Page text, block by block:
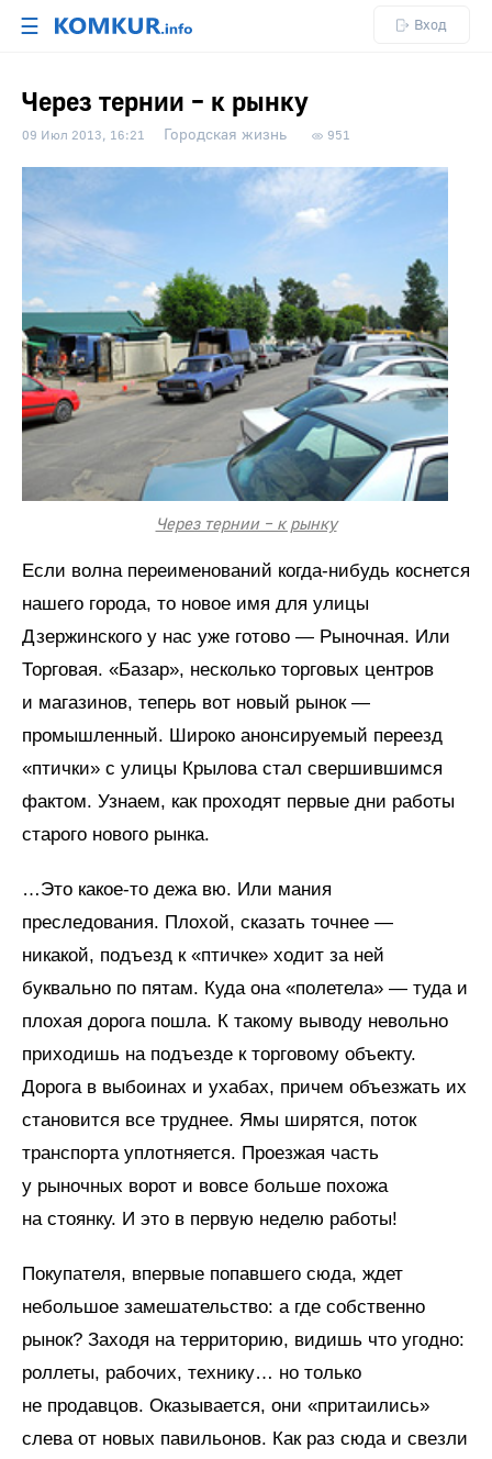
☰ Вход
Через тернии – к рынку
09 Июл 2013, 16:21 Городская жизнь 951
Через тернии – к рынку
Если волна переименований когда-нибудь коснется
нашего города, то новое имя для улицы
Дзержинского у нас уже готово — Рыночная. Или
Торговая. «Базар», несколько торговых центров
и магазинов, теперь вот новый рынок —
промышленный. Широко анонсируемый переезд
«птички» с улицы Крылова стал свершившимся
фактом. Узнаем, как проходят первые дни работы
старого нового рынка.
…Это какое-то дежа вю. Или мания
преследования. Плохой, сказать точнее —
никакой, подъезд к «птичке» ходит за ней
буквально по пятам. Куда она «полетела» — туда и
плохая дорога пошла. К такому выводу невольно
приходишь на подъезде к торговому объекту.
Дорога в выбоинах и ухабах, причем объезжать их
становится все труднее. Ямы ширятся, поток
транспорта уплотняется. Проезжая часть
у рыночных ворот и вовсе больше похожа
на стоянку. И это в первую неделю работы!
Покупателя, впервые попавшего сюда, ждет
небольшое замешательство: а где собственно
рынок? Заходя на территорию, видишь что угодно:
роллеты, рабочих, технику… но только
не продавцов. Оказывается, они «притаились»
слева от новых павильонов. Как раз сюда и свезли